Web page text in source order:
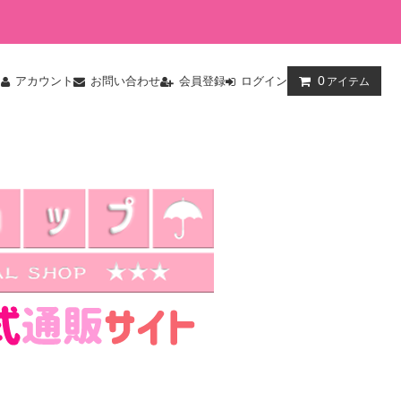
アカウント お問い合わせ 会員登録 ログイン 0 アイテム